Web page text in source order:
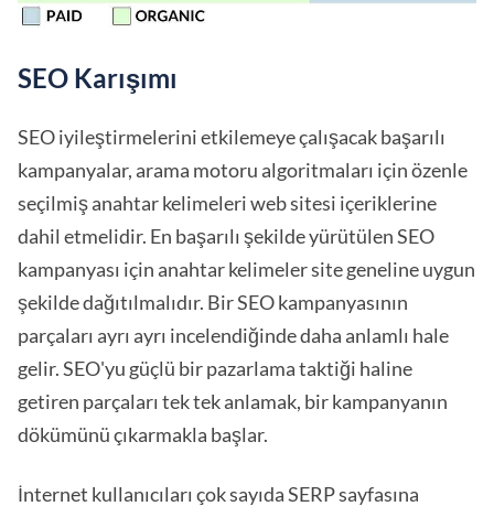
SEO Karışımı
SEO iyileştirmelerini etkilemeye çalışacak başarılı
kampanyalar, arama motoru algoritmaları için özenle
seçilmiş anahtar kelimeleri web sitesi içeriklerine
dahil etmelidir. En başarılı şekilde yürütülen SEO
kampanyası için anahtar kelimeler site geneline uygun
şekilde dağıtılmalıdır. Bir SEO kampanyasının
parçaları ayrı ayrı incelendiğinde daha anlamlı hale
gelir. SEO'yu güçlü bir pazarlama taktiği haline
getiren parçaları tek tek anlamak, bir kampanyanın
dökümünü çıkarmakla başlar.
İnternet kullanıcıları çok sayıda SERP sayfasına